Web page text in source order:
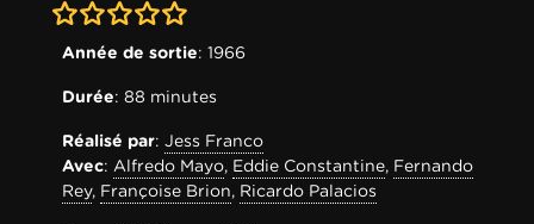
0-0Année de sortie: 1966
Durée: 88 minutes
Réalisé par: Jess Franco
Avec: Alfredo Mayo, Eddie Constantine, Fernando
Rey, Françoise Brion, Ricardo Palacios